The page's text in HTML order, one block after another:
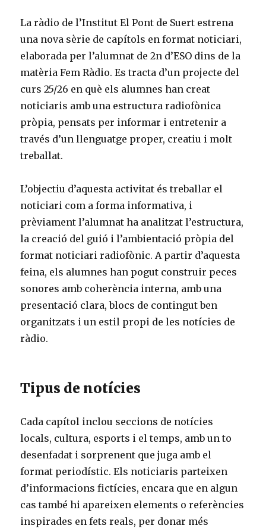
La ràdio de l’Institut El Pont de Suert estrena
una nova sèrie de capítols en format noticiari,
elaborada per l’alumnat de 2n d’ESO dins de la
matèria Fem Ràdio. Es tracta d’un projecte del
curs 25/26 en què els alumnes han creat
noticiaris amb una estructura radiofònica
pròpia, pensats per informar i entretenir a
través d’un llenguatge proper, creatiu i molt
treballat.
L’objectiu d’aquesta activitat és treballar el
noticiari com a forma informativa, i
prèviament l’alumnat ha analitzat l’estructura,
la creació del guió i l’ambientació pròpia del
format noticiari radiofònic. A partir d’aquesta
feina, els alumnes han pogut construir peces
sonores amb coherència interna, amb una
presentació clara, blocs de contingut ben
organitzats i un estil propi de les notícies de
ràdio.
Tipus de notícies
Cada capítol inclou seccions de notícies
locals, cultura, esports i el temps, amb un to
desenfadat i sorprenent que juga amb el
format periodístic. Els noticiaris parteixen
d’informacions fictícies, encara que en algun
cas també hi apareixen elements o referències
inspirades en fets reals, per donar més